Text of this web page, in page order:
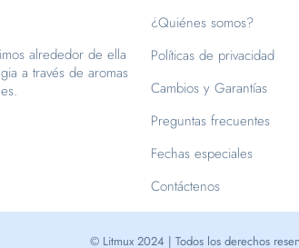
alrededor de ella
a través de aromas
¿Quiénes somos?
Políticas de privacidad
Cambios y Garantías
Preguntas frecuentes
Fechas especiales
Contáctenos
© Litmux 2024 | Todos los derechos